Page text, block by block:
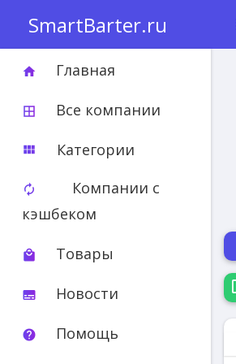
SmartBarter.ru
home Главная
border_all Все компании
view_module Категории
autorenew
Компании с
кэшбеком
local_mall Товары
subtitles Новости
help Помощь